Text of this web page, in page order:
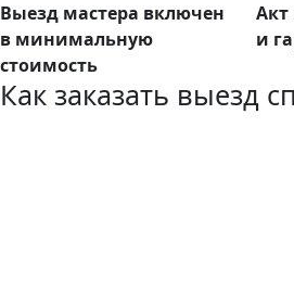
Выезд мастера включен
в минимальную
стоимость
и
Как заказать выезд